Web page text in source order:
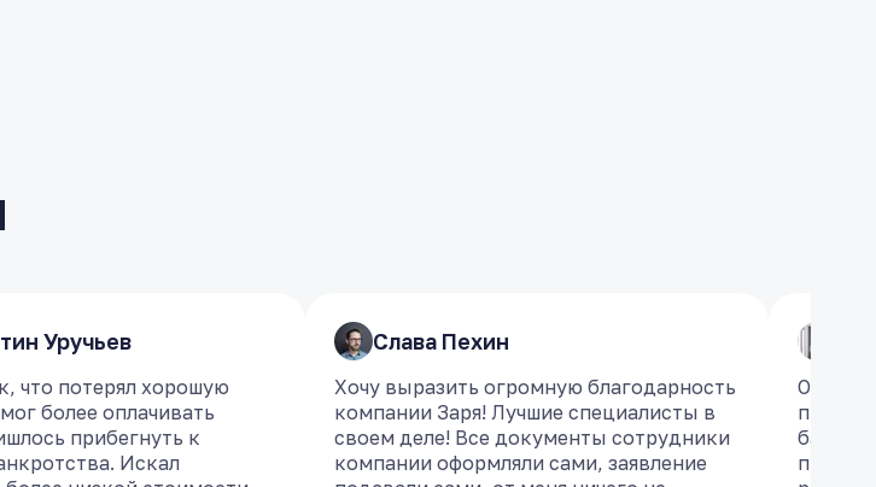
Уручьев
что потерял хорошую
более оплачивать
прибегнуть к
Искал
Слава Пехин
Хочу выразить огромную благодарность
компании Заря! Лучшие специалисты в
своем деле! Все документы сотрудники
компании оформляли сами, заявление
Уручьев
что потерял хорошую
более оплачивать
прибегнуть к
Искал
Слава Пехин
Хочу выразить огромную благодарность
компании Заря! Лучшие специалисты в
своем деле! Все документы сотрудники
компании оформляли сами, заявление